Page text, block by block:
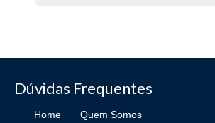
Dúvidas Frequentes
Home Quem Somos